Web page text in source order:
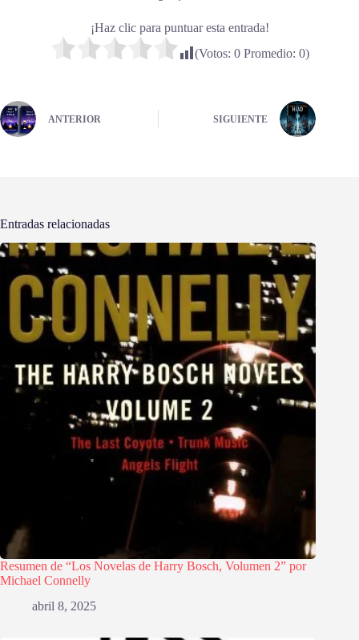
¡Haz clic para puntuar esta entrada!
(Votos: 0Promedio: 0)
ANTERIOR SIGUIENTE
Entradas relacionadas
Resumen de “Los Novelas de Harry Bosch, Volumen 2” por
Michael Connelly
abril 8, 2025